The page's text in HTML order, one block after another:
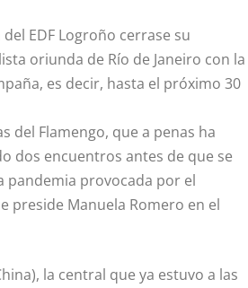
EDF Logroño cerrase su
oriunda de Río de Janeiro con la
es decir, hasta el próximo 30
del Flamengo, que a penas ha
dos encuentros antes de que se
pandemia provocada por el
preside Manuela Romero en el
la central que ya estuvo a las